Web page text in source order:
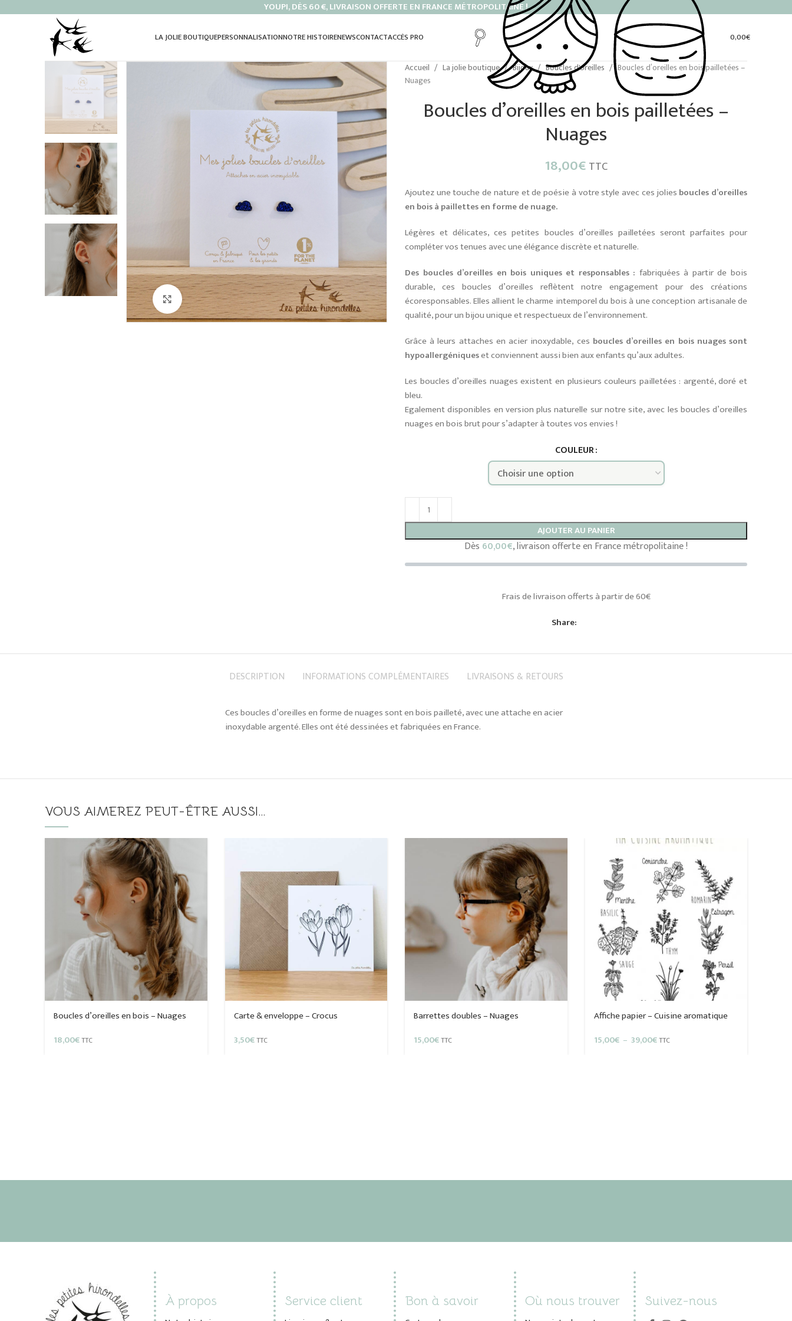
YOUPI, DÈS 60 €, LIVRAISON OFFERTE EN FRANCE MÉTROPOLITAINE !
LA JOLIE BOUTIQUEPERSONNALISATIONNOTRE HISTOIRENEWSCONTACTACCÈS PRO 0,00€
Cliquez pour agrandir
Accueil La jolie boutique Bijoux Boucles d'oreilles
Boucles d’oreilles en bois pailletées –
Nuages
Boucles d’oreilles en bois pailletées –
Nuages
18,00€ TTC
Ajoutez une touche de nature et de poésie à votre style avec ces jolies boucles d’oreilles
en bois à paillettes en forme de nuage.
Légères et délicates, ces petites boucles d’oreilles pailletées seront parfaites pour
compléter vos tenues avec une élégance discrète et naturelle.
Des boucles d’oreilles en bois uniques et responsables : fabriquées à partir de bois
durable, ces boucles d’oreilles reflètent notre engagement pour des créations
écoresponsables. Elles allient le charme intemporel du bois à une conception artisanale de
qualité, pour un bijou unique et respectueux de l’environnement.
Grâce à leurs attaches en acier inoxydable, ces boucles d’oreilles en bois nuages sont
hypoallergéniqueset conviennent aussi bien aux enfants qu’aux adultes.
Les boucles d’oreilles nuages existent en plusieurs couleurs pailletées : argenté, doré et
bleu.
Egalement disponibles en version plus naturelle sur notre site, avec les boucles d’oreilles
nuages en bois brut pour s’adapter à toutes vos envies !
COULEUR
AJOUTER AU PANIER
Dès 60,00€, livraison offerte en France métropolitaine !
Frais de livraison offerts à partir de 60€
Share:
DESCRIPTION INFORMATIONS COMPLÉMENTAIRES LIVRAISONS & RETOURS
Ces boucles d’oreilles en forme de nuages sont en bois pailleté, avec une attache en acier
inoxydable argenté. Elles ont été dessinées et fabriquées en France.
VOUS AIMEREZ PEUT-ÊTRE AUSSI…
Boucles d’oreilles en bois – Nuages
18,00€TTC
Carte & enveloppe – Crocus
3,50€TTC
Barrettes doubles – Nuages
15,00€TTC
Affiche papier – Cuisine aromatique
15,00€ – 39,00€Plage
TTC
À propos Service client Bon à savoir Où nous trouver Suivez-nous